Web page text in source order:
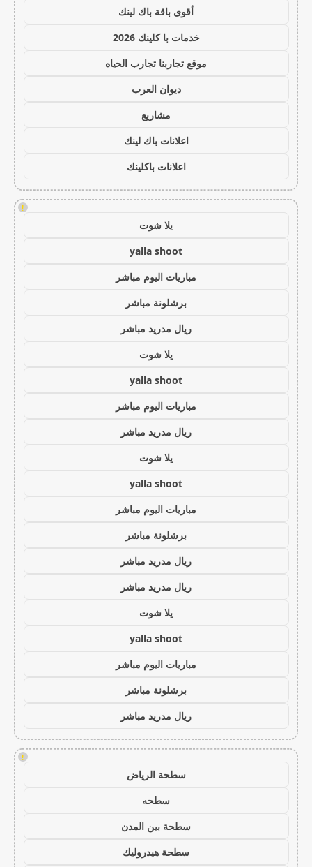
أقوى باقة باك لينك
خدمات با كلينك 2026
موقع تجاربنا تجارب الحياه
ديوان العرب
مشاريع
اعلانات باك لينك
اعلانات باكلينك
!
يلا شوت
yalla shoot
مباريات اليوم مباشر
برشلونة مباشر
ريال مدريد مباشر
يلا شوت
yalla shoot
مباريات اليوم مباشر
ريال مدريد مباشر
يلا شوت
yalla shoot
مباريات اليوم مباشر
برشلونة مباشر
ريال مدريد مباشر
ريال مدريد مباشر
يلا شوت
yalla shoot
مباريات اليوم مباشر
برشلونة مباشر
ريال مدريد مباشر
!
سطحة الرياض
سطحه
سطحة بين المدن
سطحة هيدروليك